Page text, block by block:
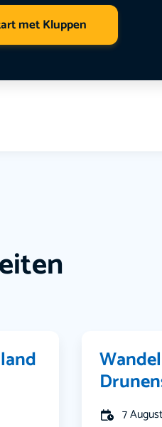
met Kluppen
7